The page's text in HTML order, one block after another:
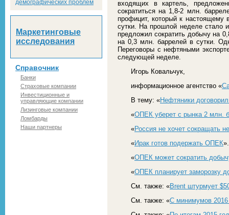
демографических проблем
Маркетинговые
исследования
Справочник
Банки
Страховые компании
Инвестиционные и
управляющие компании
Лизинговые компании
Ломбарды
Наши партнеры
входящих в картель,
сократиться на 1,8-2 млн.
профицит, который к настоящему
сутки. На прошлой неделе стало
предложил сократить добычу на
на 0,3 млн. баррелей в сутки.
Переговоры с нефтяными
следующей неделе.
Игорь Ковальчук,
информационное агентство «
В тему: «Нефтяники
«ОПЕК уберет с рынка 2 млн.
«Россия не хочет сокращать
«Ирак готов подержать ОПЕК».
«ОПЕК может сократить
«ОПЕК планирует заморозку
См. также: «Brent штурмует
См. также: «С минимумов